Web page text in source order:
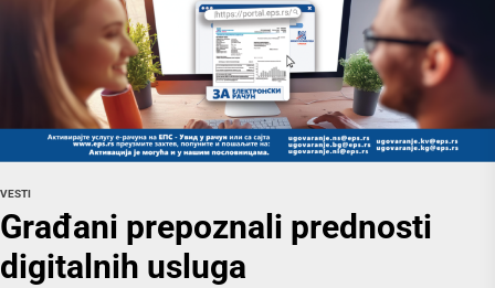
VESTI
Građani prepoznali prednosti
digitalnih usluga